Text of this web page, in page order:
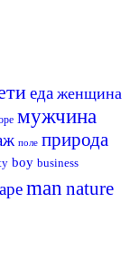
еда женщина
мужчина
поле природа
boy business
man nature